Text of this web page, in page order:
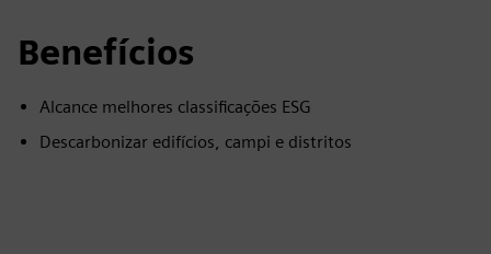
Benefícios
Alcance melhores classificações ESG
Descarbonizar edifícios, campi e distritos